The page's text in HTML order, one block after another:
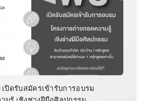
เปิดรับสมัครเข้ารับการอบรม